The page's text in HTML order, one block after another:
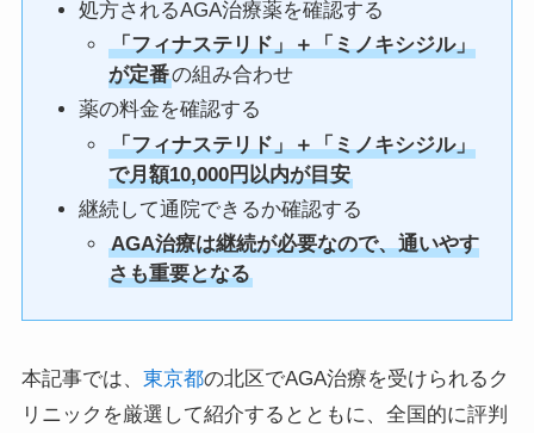
処方されるAGA治療薬を確認する
「フィナステリド」＋「ミノキシジル」
が定番の組み合わせ
薬の料金を確認する
「フィナステリド」＋「ミノキシジル」
で月額10,000円以内が目安
継続して通院できるか確認する
AGA治療は継続が必要なので、通いやす
さも重要となる
本記事では、 東京都の北区でAGA治療を受けられるク
リニックを厳選して紹介するとともに、全国的に評判